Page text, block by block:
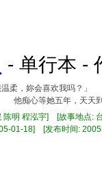
- 单行本 -
温柔，妳会喜欢我吗
痴心等她五年，天天
陈明 程泓宇] [故事地点:
01-18] [发布时间: